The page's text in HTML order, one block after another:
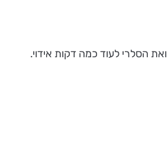
הסלרי לעוד כמה דקות אידוי.